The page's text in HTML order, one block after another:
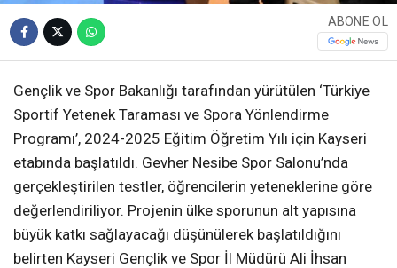
ABONE OL
Gençlik ve Spor Bakanlığı tarafından yürütülen ‘Türkiye
Sportif Yetenek Taraması ve Spora Yönlendirme
Programı’, 2024-2025 Eğitim Öğretim Yılı için Kayseri
etabında başlatıldı. Gevher Nesibe Spor Salonu’nda
gerçekleştirilen testler, öğrencilerin yeteneklerine göre
değerlendiriliyor. Projenin ülke sporunun alt yapısına
büyük katkı sağlayacağı düşünülerek başlatıldığını
belirten Kayseri Gençlik ve Spor İl Müdürü Ali İhsan